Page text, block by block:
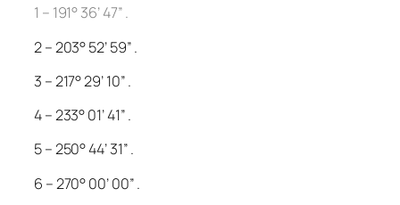
1 – 191° 36’ 47” .
2 – 203° 52’ 59” .
3 – 217° 29’ 10” .
4 – 233° 01’ 41” .
5 – 250° 44’ 31” .
6 – 270° 00’ 00” .